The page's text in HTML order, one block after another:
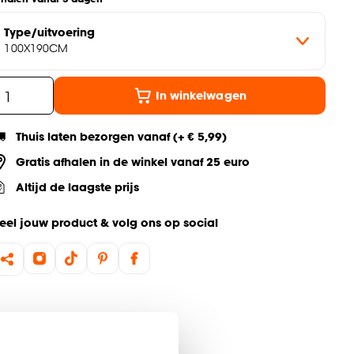
Type/uitvoering
100X190CM
In winkelwagen
Thuis laten bezorgen vanaf (+ € 5,99)
Gratis afhalen in de winkel vanaf 25 euro
Altijd de laagste prijs
jouw product & volg ons op social